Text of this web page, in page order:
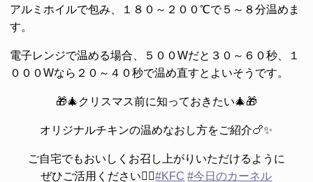
アルミホイルで包み、１８０～２００℃で５～８分温めま
す。
電子レンジで温める場合、５００Wだと３０～６０秒、１
０００Wなら２０～４０秒で温め直すとよいそうです。
🎁🎄クリスマス前に知っておきたい🎄🎁
オリジナルチキンの温めなおし方をご紹介🍗✨
ご自宅でもおいしくお召し上がりいただけるように
ぜひご活用ください❤️‍🔥#KFC #今日のカーネル